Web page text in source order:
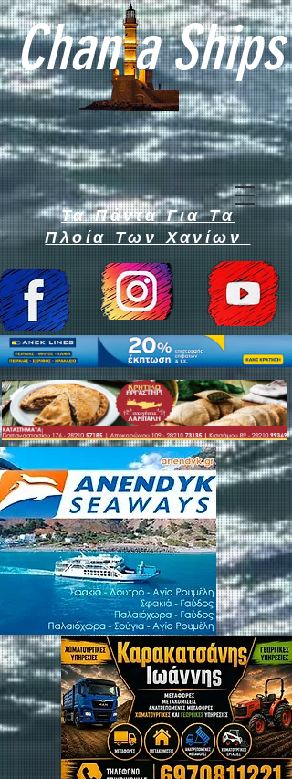
Chan a Ships
Τα Πάντα Για Τα
Πλοία Των Χανίων